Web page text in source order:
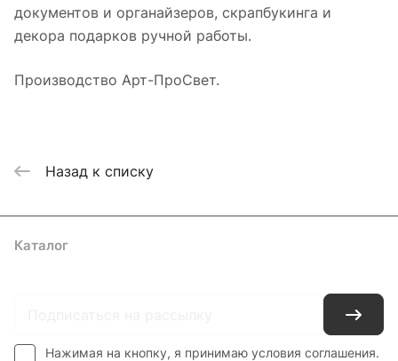
документов и органайзеров, скрапбукинга и
декора подарков ручной работы.
Производство Арт-ПроСвет.
Назад к списку
Каталог
Нажимая на кнопку, я принимаю условия соглашения.